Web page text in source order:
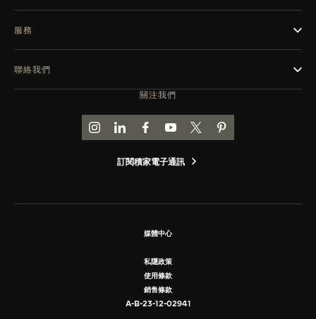
關注我們
前往積家 INSTAGRAM 頁面
前往積家 LINKEDIN 頁面
前往積家 FACEBOOK 頁面
前往積家 YOUTUBE 頁面
前往積家推特頁面
前往積家 PINTEREST
訂閱積家電子通訊
服務
聯絡我們
媒體中心
私隱政策
使用條款
銷售條款
A-B-23-12-02941